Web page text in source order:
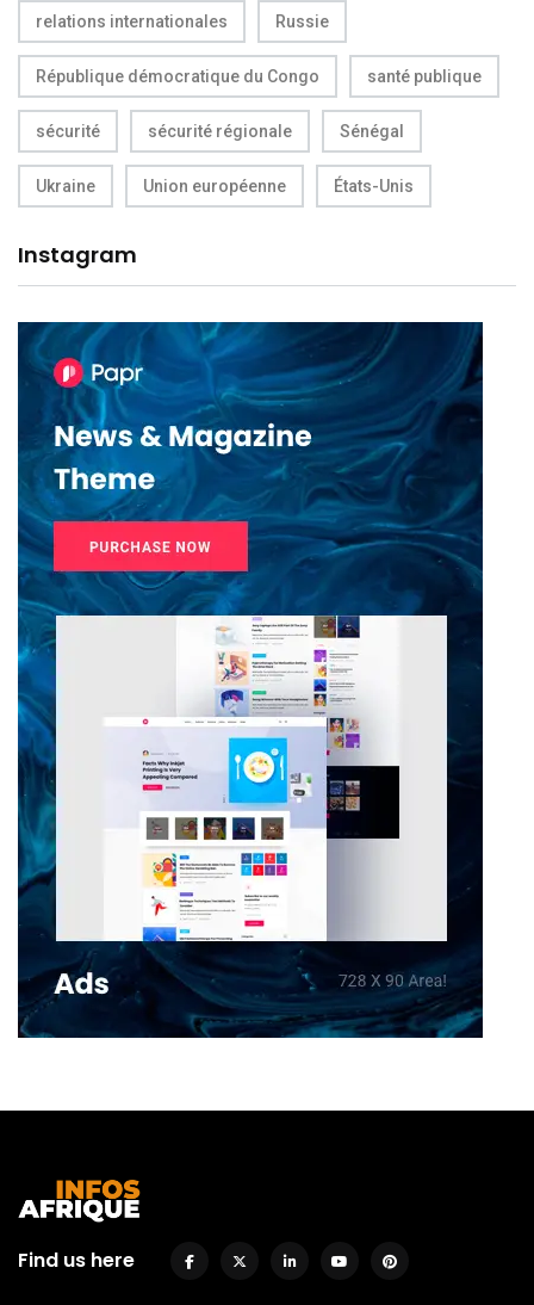
relations internationales Russie
République démocratique du Congo santé publique
sécurité sécurité régionale Sénégal
Ukraine Union européenne États-Unis
Instagram
Find us here